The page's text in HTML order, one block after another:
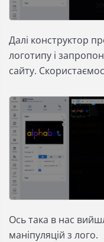
Далі конструктор
логотипу і
сайту.
Ось така в нас
маніпуляцій з лого.